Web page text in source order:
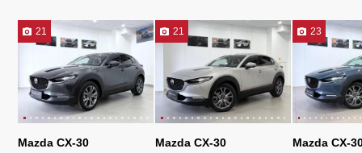
21
Mazda CX-30
21
Mazda CX-30
23
Mazda CX-